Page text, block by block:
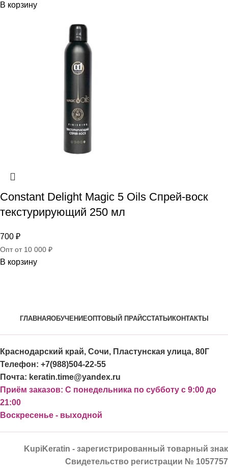
В корзину
Constant Delight Magic 5 Oils Спрей-воск
текстурирующий 250 мл
700 ₽
Опт от 10 000 ₽
В корзину
ГЛАВНАЯОБУЧЕНИЕОПТОВЫЙ ПРАЙССТАТЬИ КОНТАКТЫ
Краснодарский край, Сочи, Пластунская улица, 80Г
Телефон: +7(988)504-22-55
Почта: keratin.time@yandex.ru
Приём заказов: С понедельника по субботу с 9:00 до
21:00
Воскресенье - выходной
KupiKeratin - зарегистрированный товарный знак
Свидетельство регистрации № 1057757